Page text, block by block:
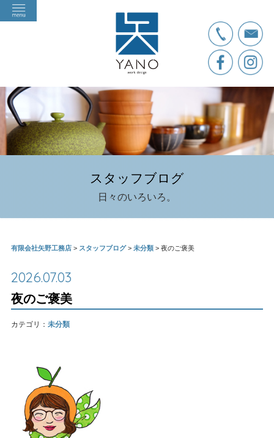
スタッフブログ
日々のいろいろ。
有限会社矢野工務店> スタッフブログ> 未分類> 夜のご褒美
2026.07.03
夜のご褒美
カテゴリ： 未分類